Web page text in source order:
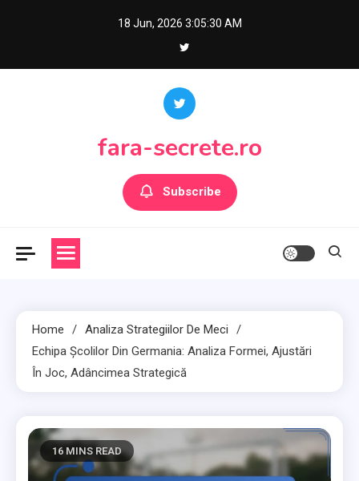
18 Jun, 2026 3:05:32 AM
fara-secrete.ro
Subscribe
Home
Analiza Strategiilor De Meci
Echipa Școlilor Din Germania: Analiza Formei, Ajustări
În Joc, Adâncimea Strategică
16 MINS READ